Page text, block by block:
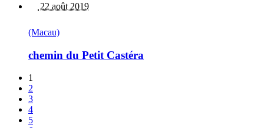
22 août 2019
(Macau)
chemin du Petit Castéra
1
2
3
4
5